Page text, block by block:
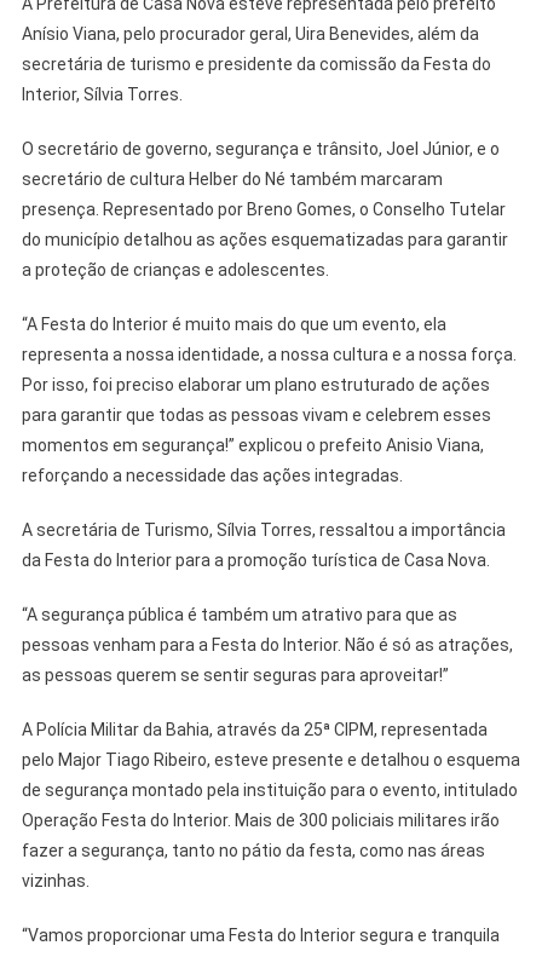
Anísio Viana, pelo procurador geral, Uira Benevides, além da
secretária de turismo e presidente da comissão da Festa do
Interior, Sílvia Torres.
O secretário de governo, segurança e trânsito, Joel Júnior, e o
secretário de cultura Helber do Né também marcaram
presença. Representado por Breno Gomes, o Conselho Tutelar
do município detalhou as ações esquematizadas para garantir
a proteção de crianças e adolescentes.
“A Festa do Interior é muito mais do que um evento, ela
representa a nossa identidade, a nossa cultura e a nossa força.
Por isso, foi preciso elaborar um plano estruturado de ações
para garantir que todas as pessoas vivam e celebrem esses
momentos em segurança!” explicou o prefeito Anisio Viana,
reforçando a necessidade das ações integradas.
A secretária de Turismo, Sílvia Torres, ressaltou a importância
da Festa do Interior para a promoção turística de Casa Nova.
“A segurança pública é também um atrativo para que as
pessoas venham para a Festa do Interior. Não é só as atrações,
as pessoas querem se sentir seguras para aproveitar!”
A Polícia Militar da Bahia, através da 25ª CIPM, representada
pelo Major Tiago Ribeiro, esteve presente e detalhou o esquema
de segurança montado pela instituição para o evento, intitulado
Operação Festa do Interior. Mais de 300 policiais militares irão
fazer a segurança, tanto no pátio da festa, como nas áreas
vizinhas.
“Vamos proporcionar uma Festa do Interior segura e tranquila